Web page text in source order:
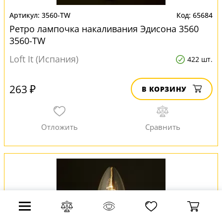
3560-TW 65684
Ретро лампочка накаливания Эдисона 3560
3560-TW
Loft It (Испания)
422 шт.
263 ₽ В КОРЗИНУ